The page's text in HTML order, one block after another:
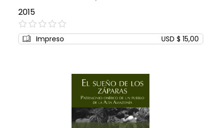
2015
0%
Impreso USD $ 15,00